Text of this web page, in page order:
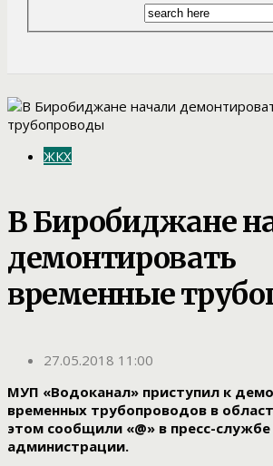
ЖКХ
В Биробиджане
демонтировать
временные
27.05.2018 11:00
МУП «Водоканал» приступил к
временных трубопроводов в
этом сообщили «@» в пресс-
администрации.